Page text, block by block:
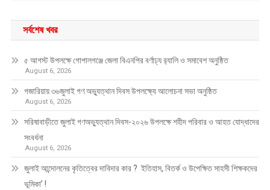
সর্বশেষ খবর
৫ আগস্ট উপলক্ষে গোপালগঞ্জে জেলা বিএনপির বর্ণাঢ্য র‍্যালি ও সমাবেশ অনুষ্ঠিত
August 6, 2026
গজারিয়ায় ৩৬জুলাই গণ অভ্যুত্থান দিবস উপলক্ষ্যে আলোচনা সভা অনুষ্ঠিত
August 6, 2026
সরিষাবাড়ীতে জুলাই গণঅভ্যুত্থান দিবস-২০২৬ উপলক্ষে শহীদ পরিবার ও আহত যোদ্ধাদের
সংবর্ধনা
August 6, 2026
জুলাই আন্দোলনের কৃতিত্বের দাবিদার কার ? ইতিহাস, বিতর্ক ও উপেক্ষিত সাহসী শিক্ষকদের
ভূমিকা’ !